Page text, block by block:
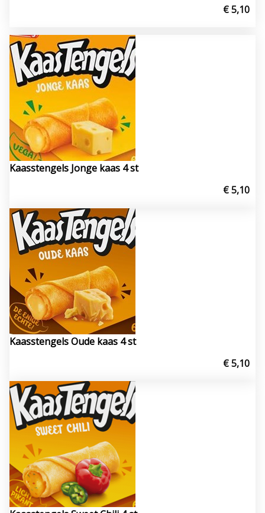
€ 5,10
Kaasstengels Jonge kaas 4 st
€ 5,10
Kaasstengels Oude kaas 4 st
€ 5,10